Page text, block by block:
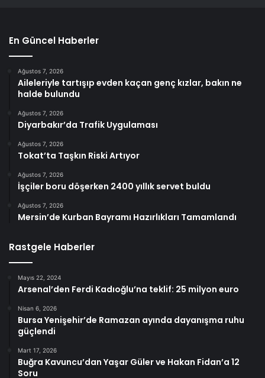
En Güncel Haberler
Ağustos 7, 2026
Aileleriyle tartışıp evden kaçan genç kızlar, bakın ne
halde bulundu
Ağustos 7, 2026
Diyarbakır’da Trafik Uygulaması
Ağustos 7, 2026
Tokat’ta Taşkın Riski Artıyor
Ağustos 7, 2026
İşçiler boru döşerken 2400 yıllık servet buldu
Ağustos 7, 2026
Mersin’de Kurban Bayramı Hazırlıkları Tamamlandı
Rastgele Haberler
Mayıs 22, 2024
Arsenal’den Ferdi Kadıoğlu’na teklif: 25 milyon euro
Nisan 6, 2026
Bursa Yenişehir’de Ramazan ayında dayanışma ruhu
güçlendi
Mart 17, 2026
Buğra Kavuncu’dan Yaşar Güler ve Hakan Fidan’a 12
Soru